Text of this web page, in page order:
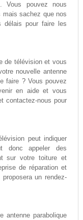
Vous pouvez nous
mais sachez que nos
délais pour faire les
de télévision et vous
nouvelle antenne
faire ? Vous pouvez
en aide et vous
contactez-nous pour
peut indiquer
appeler des
sur votre toiture et
de réparation et
un rendez-
antenne parabolique